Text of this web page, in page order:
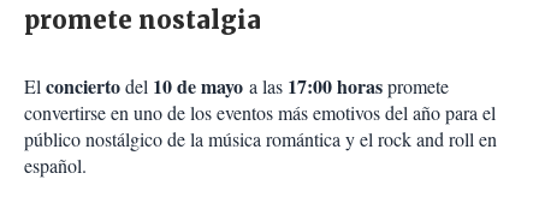
promete nostalgia
Elconciertodel 10 de mayo a las 17:00 horaspromete
convertirse en uno de los eventos más emotivos del año para el
público nostálgico de la música romántica y el rock and roll en
español.